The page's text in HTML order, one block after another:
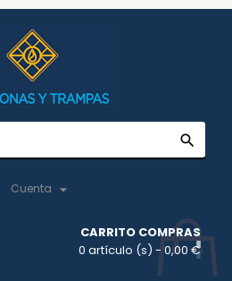
search
Cuenta 
CARRITO COMPRAS
0 artículo (s) - 0,00 €